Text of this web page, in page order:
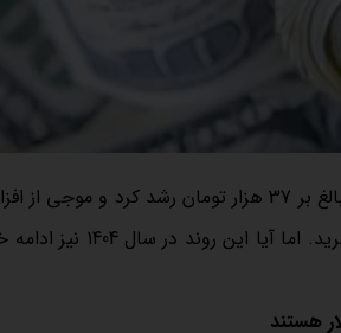
به گزارش تابان گوهر نفیس به نقل از تجارت نیوز، قیمت دلار در سال 1403 بالغ بر
کالایی و طلا و سکه به راه انداخت، تا